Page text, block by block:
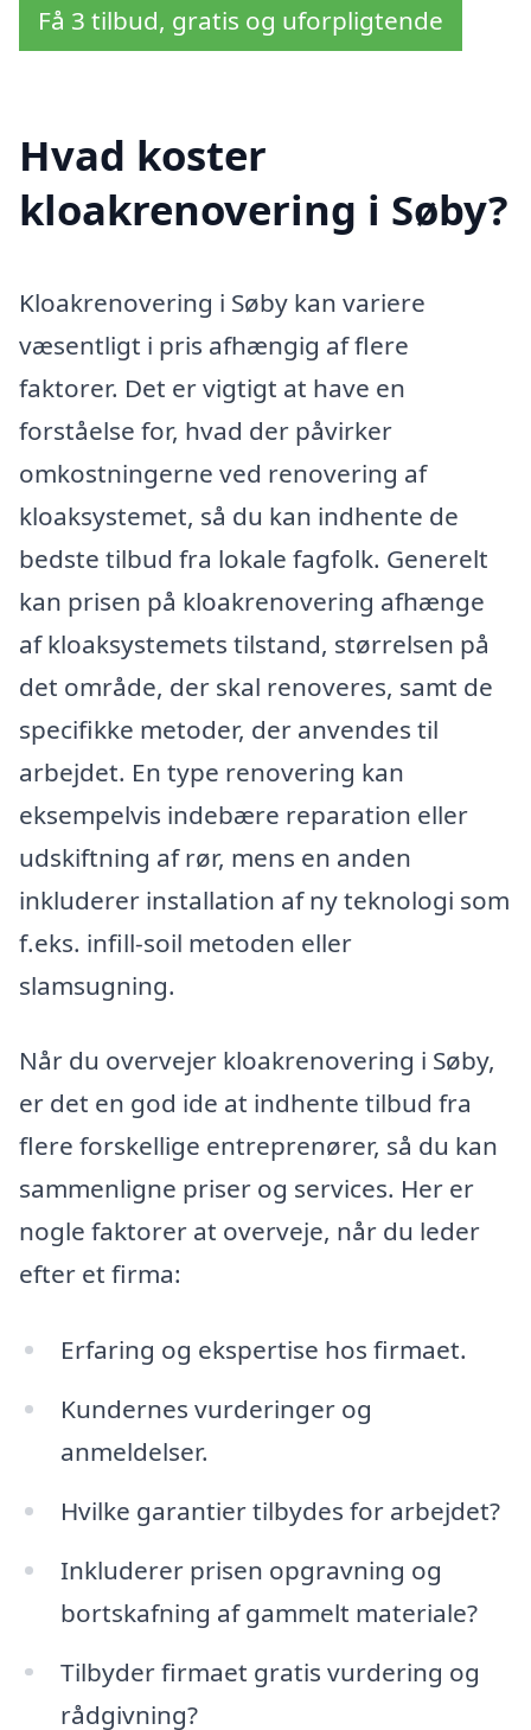
Få 3 tilbud, gratis og uforpligtende
Hvad koster
kloakrenovering i Søby?
Kloakrenovering i Søby kan variere
væsentligt i pris afhængig af flere
faktorer. Det er vigtigt at have en
forståelse for, hvad der påvirker
omkostningerne ved renovering af
kloaksystemet, så du kan indhente de
bedste tilbud fra lokale fagfolk. Generelt
kan prisen på kloakrenovering afhænge
af kloaksystemets tilstand, størrelsen på
det område, der skal renoveres, samt de
specifikke metoder, der anvendes til
arbejdet. En type renovering kan
eksempelvis indebære reparation eller
udskiftning af rør, mens en anden
inkluderer installation af ny teknologi som
f.eks. infill-soil metoden eller
slamsugning.
Når du overvejer kloakrenovering i Søby,
er det en god ide at indhente tilbud fra
flere forskellige entreprenører, så du kan
sammenligne priser og services. Her er
nogle faktorer at overveje, når du leder
efter et firma:
Erfaring og ekspertise hos firmaet.
Kundernes vurderinger og
anmeldelser.
Hvilke garantier tilbydes for arbejdet?
Inkluderer prisen opgravning og
bortskafning af gammelt materiale?
Tilbyder firmaet gratis vurdering og
rådgivning?